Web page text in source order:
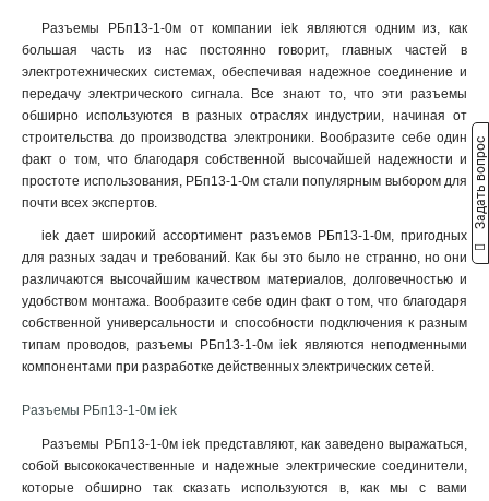
Разъемы РБп13-1-0м от компании iek являются одним из, как
большая часть из нас постоянно говорит, главных частей в
электротехнических системах, обеспечивая надежное соединение и
передачу электрического сигнала. Все знают то, что эти разъемы
обширно используются в разных отраслях индустрии, начиная от
строительства до производства электроники. Вообразите себе один
факт о том, что благодаря собственной высочайшей надежности и
простоте использования, РБп13-1-0м стали популярным выбором для
почти всех экспертов.
iek дает широкий ассортимент разъемов РБп13-1-0м, пригодных
для разных задач и требований. Как бы это было не странно, но они
различаются высочайшим качеством материалов, долговечностью и
удобством монтажа. Вообразите себе один факт о том, что благодаря
собственной универсальности и способности подключения к разным
типам проводов, разъемы РБп13-1-0м iek являются неподменными
компонентами при разработке действенных электрических сетей.
Разъемы РБп13-1-0м iek
Разъемы РБп13-1-0м iek представляют, как заведено выражаться,
собой высококачественные и надежные электрические соединители,
которые обширно так сказать используются в, как мы с вами
Задать вопрос